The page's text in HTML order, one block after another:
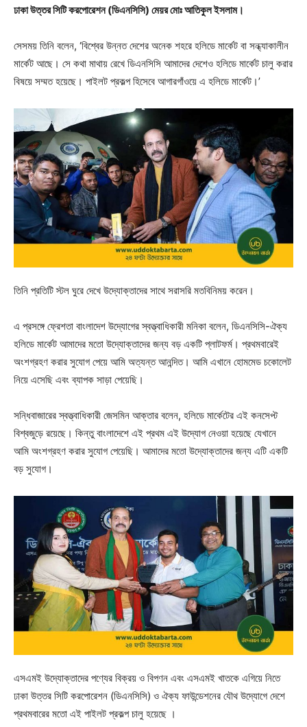
ঢাকা উত্তর সিটি করপোরেশন (ডিএনসিসি) মেয়র মোঃ আতিকুল ইসলাম।
সেসময় তিনি বলেন, ‘বিশ্বের উন্নত দেশের অনেক শহরে হলিডে মার্কেট বা সন্ধ্যাকালীন
মার্কেট আছে। সে কথা মাথায় রেখে ডিএনসিসি আমাদের দেশেও হলিডে মার্কেট চালু করার
বিষয়ে সম্মত হয়েছে। পাইলট প্রকল্প হিসেবে আগারগাঁওয়ে এ হলিডে মার্কেট।’
তিনি প্রতিটি স্টল ঘুরে দেখে উদ্যোক্তাদের সাথে সরাসরি মতবিনিময় করেন।
এ প্রসঙ্গে ফ্রেশতা বাংলাদেশ উদ্যোগের স্বত্ত্বাধিকারী মনিকা বলেন, ডিএনসিসি-ঐক্য
হলিডে মার্কেট আমাদের মতো উদ্যোক্তাদের জন্য বড় একটি প্লাটফর্ম। প্রথমবারেই
অংশগ্রহণ করার সুযোগ পেয়ে আমি অত্যন্ত আনন্দিত। আমি এখানে হোমমেড চকোলেট
নিয়ে এসেছি এবং ব্যাপক সাড়া পেয়েছি।
সন্ধিবাজারের স্বত্ত্বাধিকারী জেসমিন আক্তার বলেন, হলিডে মার্কেটের এই কনসেপ্ট
বিশ্বজুড়ে রয়েছে। কিন্তু বাংলাদেশে এই প্রথম এই উদ্যোগ নেওয়া হয়েছে যেখানে
আমি অংশগ্রহণ করার সুযোগ পেয়েছি। আমাদের মতো উদ্যোক্তাদের জন্য এটি একটি
বড় সুযোগ।
এসএমই উদ্যোক্তাদের পণ্যের বিক্রয় ও বিপণন এবং এসএমই খাতকে এগিয়ে নিতে
ঢাকা উত্তর সিটি করপোরেশন (ডিএনসিসি) ও ঐক্য ফাউন্ডেশনের যৌথ উদ্যোগে দেশে
প্রথমবারের মতো এই পাইলট প্রকল্প চালু হয়েছে ।